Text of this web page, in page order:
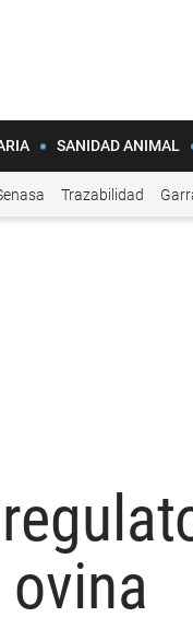
SANIDAD ANIMAL
Trazabilidad